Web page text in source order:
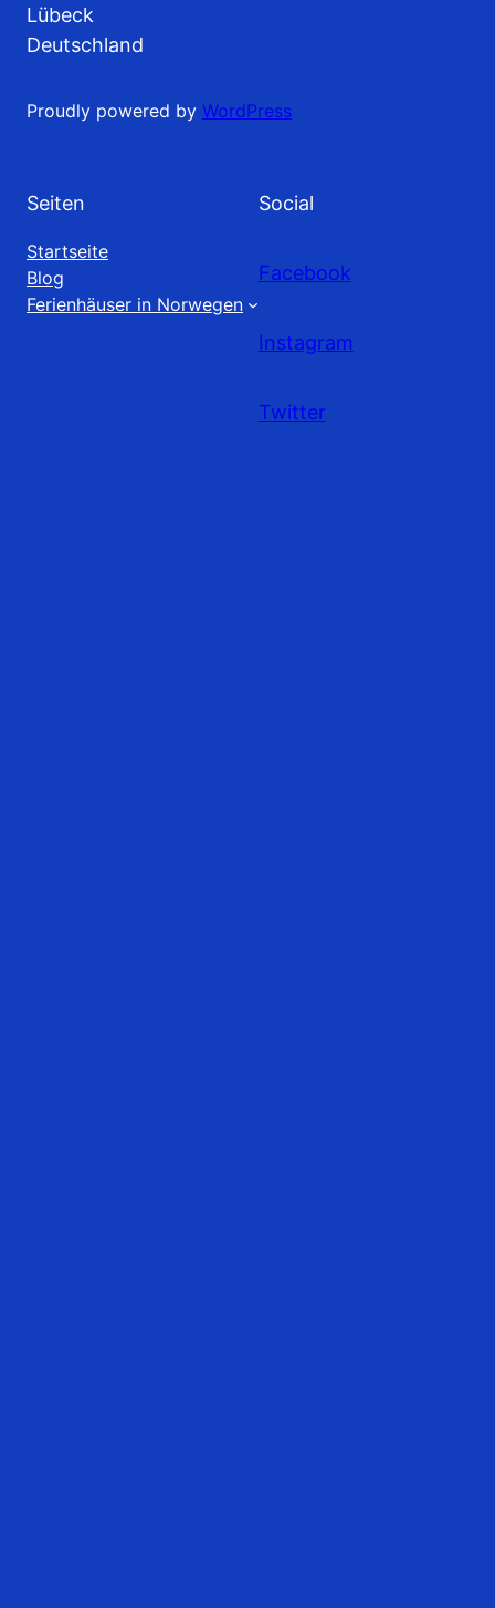
Lübeck
Deutschland
Proudly powered by WordPress
Seiten
Startseite
Blog
Ferienhäuser in Norwegen
Social
Facebook
Instagram
Twitter